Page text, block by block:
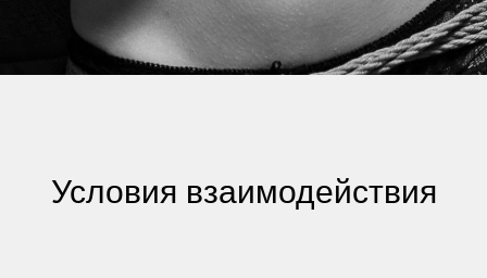
Условия взаимодействия